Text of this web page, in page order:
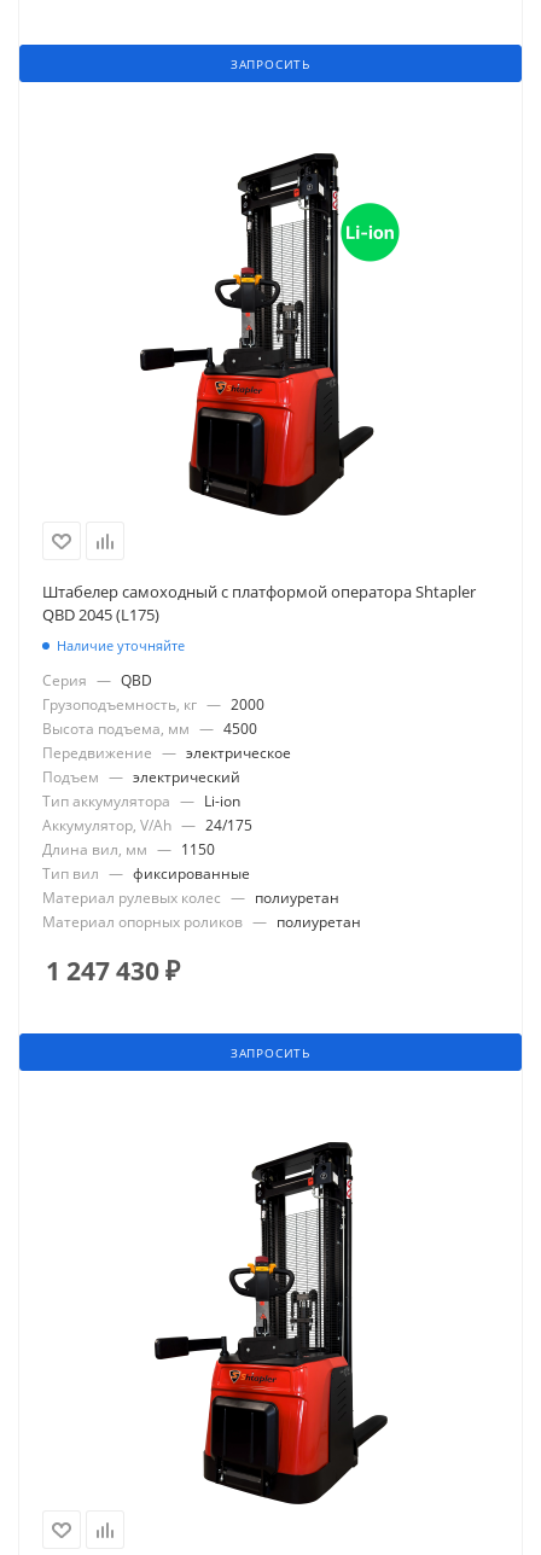
ЗАПРОСИТЬ
Штабелер самоходный с платформой оператора Shtapler
QBD 2045 (L175)
Наличие уточняйте
Серия — QBD
Грузоподъемность, кг — 2000
Высота подъема, мм — 4500
Передвижение — электрическое
Подъем — электрический
Тип аккумулятора — Li-ion
Аккумулятор, V/Ah — 24/175
Длина вил, мм — 1150
Тип вил — фиксированные
Материал рулевых колес — полиуретан
Материал опорных роликов — полиуретан
1 247 430₽
ЗАПРОСИТЬ